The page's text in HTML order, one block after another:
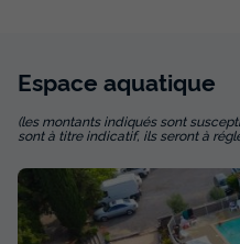
20m²
Terrasse semi-couverte
TENTE TOILE ET BOIS 5
Espace aquatique
(les montants indiqués sont
sont à titre indicatif, ils seront à